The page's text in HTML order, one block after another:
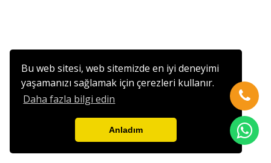
Bu web sitesi, web sitemizde en iyi deneyimi
yaşamanızı sağlamak için çerezleri kullanır.
Daha fazla bilgi edin
Anladım